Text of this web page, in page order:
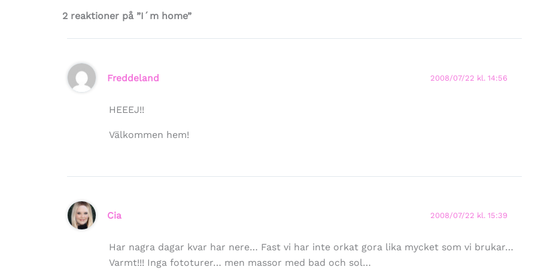
2 reaktioner på ”I´m home”
Freddeland 2008/07/22 kl. 14:56
HEEEJ!!
Välkommen hem!
Cia 2008/07/22 kl. 15:39
Har nagra dagar kvar har nere… Fast vi har inte orkat gora lika mycket som vi brukar…
Varmt!!! Inga fototurer… men massor med bad och sol…